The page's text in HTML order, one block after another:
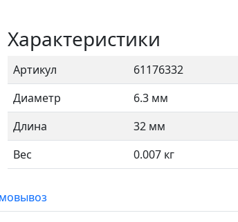
Характеристики
Артикул
61176332
Диаметр
6.3 мм
Длина
32 мм
Вес
0.007 кг